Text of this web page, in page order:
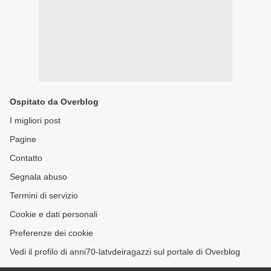
Ospitato da Overblog
I migliori post
Pagine
Contatto
Segnala abuso
Termini di servizio
Cookie e dati personali
Preferenze dei cookie
Vedi il profilo di anni70-latvdeiragazzi sul portale di Overblog